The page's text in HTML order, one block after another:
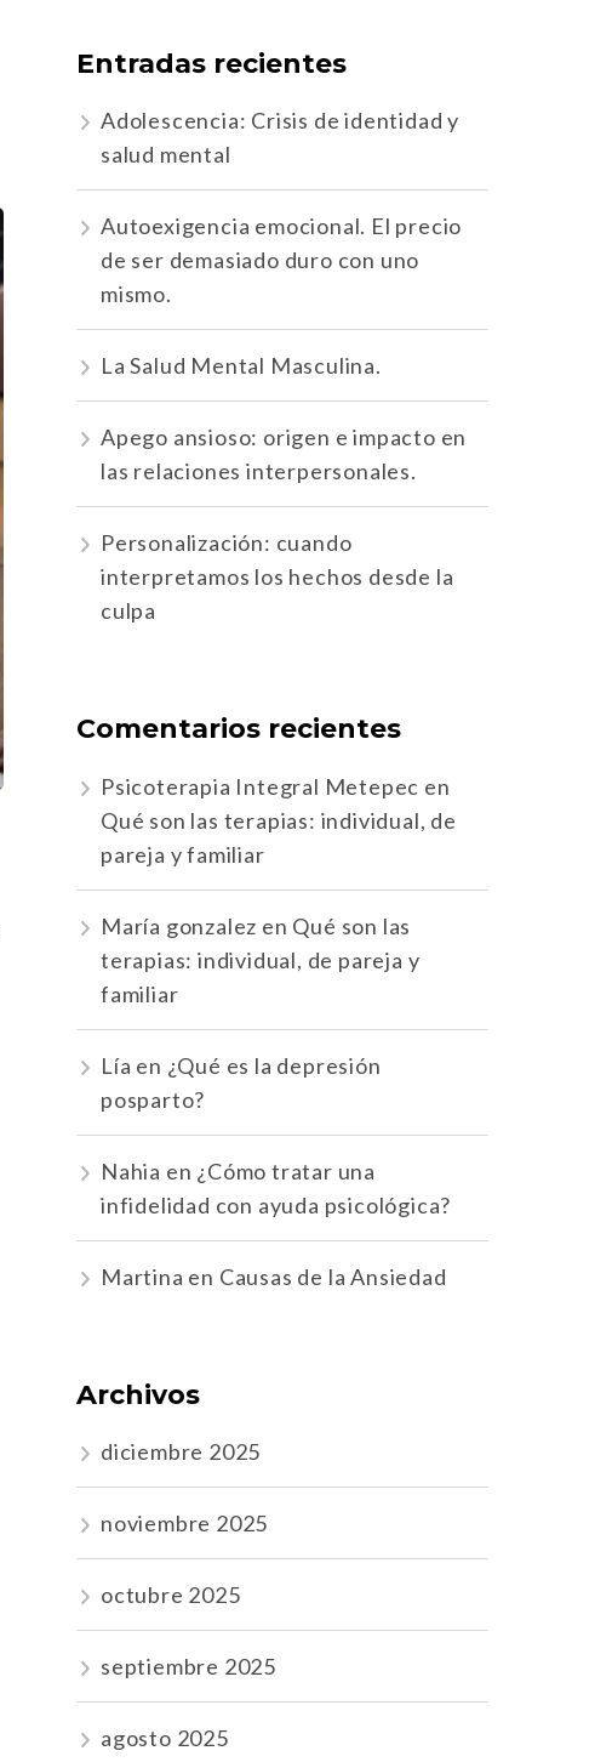
Entradas recientes
Adolescencia: Crisis de identidad y
salud mental
Autoexigencia emocional. El precio
de ser demasiado duro con uno
mismo.
La Salud Mental Masculina.
Apego ansioso: origen e impacto en
las relaciones interpersonales.
Personalización: cuando
interpretamos los hechos desde la
culpa
Comentarios recientes
Psicoterapia Integral Metepec en
Qué son las terapias: individual, de
pareja y familiar
María gonzalez en Qué son las
terapias: individual, de pareja y
familiar
Lía en ¿Qué es la depresión
posparto?
Nahia en ¿Cómo tratar una
infidelidad con ayuda psicológica?
Martina en Causas de la Ansiedad
Archivos
diciembre 2025
noviembre 2025
octubre 2025
septiembre 2025
agosto 2025